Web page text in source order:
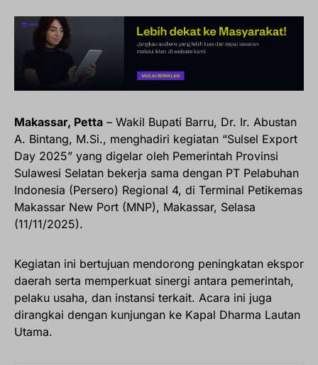
Makassar, Petta – Wakil Bupati Barru, Dr. Ir. Abustan
A. Bintang, M.Si., menghadiri kegiatan “Sulsel Export
Day 2025” yang digelar oleh Pemerintah Provinsi
Sulawesi Selatan bekerja sama dengan PT Pelabuhan
Indonesia (Persero) Regional 4, di Terminal Petikemas
Makassar New Port (MNP), Makassar, Selasa
(11/11/2025).
Kegiatan ini bertujuan mendorong peningkatan ekspor
daerah serta memperkuat sinergi antara pemerintah,
pelaku usaha, dan instansi terkait. Acara ini juga
dirangkai dengan kunjungan ke Kapal Dharma Lautan
Utama.